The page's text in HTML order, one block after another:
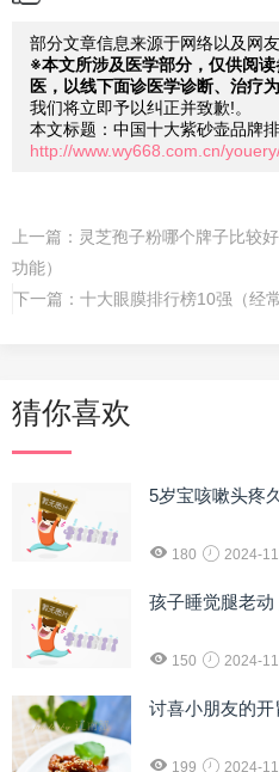
部分文章信息来源于网络以及网
※本文所涉及医学部分，仅供阅
医，以线下面诊医学诊断、治疗为
我们将立即予以纠正并致歉!。
本文标题：中国十大紫砂壶品牌
http://www.wy668.com.cn/
上一篇： 灵芝孢子粉哪个牌子比较
功能）
下一篇： 十大眼膜排行榜10强（经
猜你喜欢
5岁宝咳嗽头疼
180 2024-
孩子睡觉腿老动
150 2024-
讨喜小朋友的开
199 2024-